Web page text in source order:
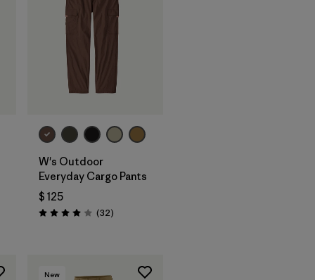
W's Outdoor
Everyday Cargo Pants
$ 125
Valoración: 4.0 / 5
(32Comentarios
)
New